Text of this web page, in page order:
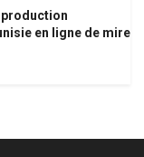
production
en ligne de mire